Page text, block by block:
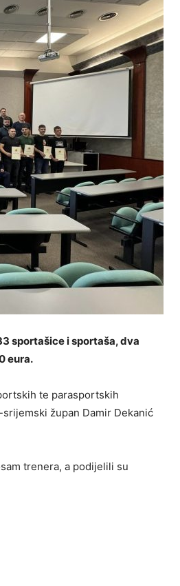
sportašice i sportaša, dva
eura.
te parasportskih
župan Damir Dekanić
trenera, a podijelili su